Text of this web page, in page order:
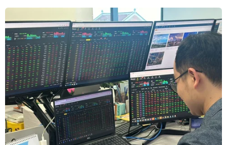
Chuyển đổi số trở thành xu hướng tất yếu với
các quốc gia, các doanh nghiệp trên toàn cầu và
có tác động quan trọng đến tăng trưởng GDP
quốc gia, năng suất lao động, năng lực cạnh
tranh của các doanh nghiệp. Tại nước ta trong
giai đoạn 2021-2030, thực hiện chuyển đổi số
quốc gia, phát triển kinh tế số, nâng cao năng
suất, chất lượng, hiệu quả, sức cạnh tranh của
nền kinh tế là một trong 6 nhiệm vụ trọng tâm
của đất nước, được xác định trong Nghị quyết